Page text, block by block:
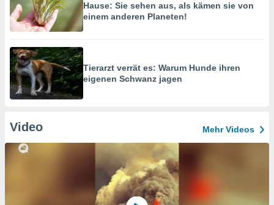
Hause: Sie sehen aus, als kämen sie von
einem anderen Planeten!
Tierarzt verrät es: Warum Hunde ihren
eigenen Schwanz jagen
Video Mehr Videos